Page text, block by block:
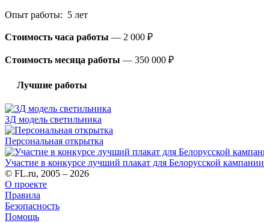
Опыт работы: 5 лет
Стоимость часа работы — 2 000 ₽
Стоимость месяца работы — 350 000 ₽
Лучшие работы
3Д модель светильника
Персональная открытка
Участие в конкурсе лучший плакат для Белорусской кампании
© FL.ru, 2005 – 2026
О проекте
Правила
Безопасность
Помощь